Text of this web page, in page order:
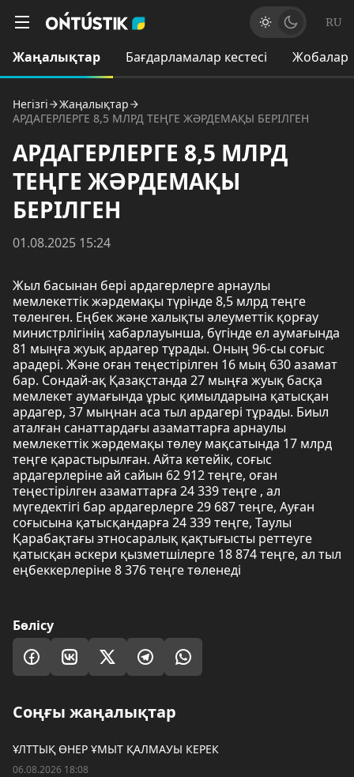
RU
Жаңалықтар Бағдарламалар кестесі Жобалар
Негізгі
Жаңалықтар
АРДАГЕРЛЕРГЕ 8,5 МЛРД ТЕҢГЕ ЖӘРДЕМАҚЫ БЕРІЛГЕН
АРДАГЕРЛЕРГЕ 8,5 МЛРД
ТЕҢГЕ ЖӘРДЕМАҚЫ
БЕРІЛГЕН
01.08.2025 15:24
Жыл басынан бері ардагерлерге арнаулы
мемлекеттік жәрдемақы түрінде 8,5 млрд теңге
төленген. Еңбек және халықты әлеуметтік қорғау
министрлігінің хабарлауынша, бүгінде ел аумағында
81 мыңға жуық ардагер тұрады. Оның 96-сы соғыс
арадері. Және оған теңестірілген 16 мың 630 азамат
бар. Сондай-ақ Қазақстанда 27 мыңға жуық басқа
мемлекет аумағында ұрыс қимылдарына қатысқан
ардагер, 37 мыңнан аса тыл ардагері тұрады. Биыл
аталған санаттардағы азаматтарға арнаулы
мемлекеттік жәрдемақы төлеу мақсатында 17 млрд
теңге қарастырылған. Айта кетейік, соғыс
ардагерлеріне ай сайын 62 912 теңге, оған
теңестірілген азаматтарға 24 339 теңге , ал
мүгедектігі бар ардагерлерге 29 687 теңге, Ауған
соғысына қатысқандарға 24 339 теңге, Таулы
Қарабақтағы этносаралық қақтығысты реттеуге
қатысқан әскери қызметшілерге 18 874 теңге, ал тыл
еңбеккерлеріне 8 376 теңге төленеді
Бөлісу
Соңғы жаңалықтар
ҰЛТТЫҚ ӨНЕР ҰМЫТ ҚАЛМАУЫ КЕРЕК
06.08.2026 18:08